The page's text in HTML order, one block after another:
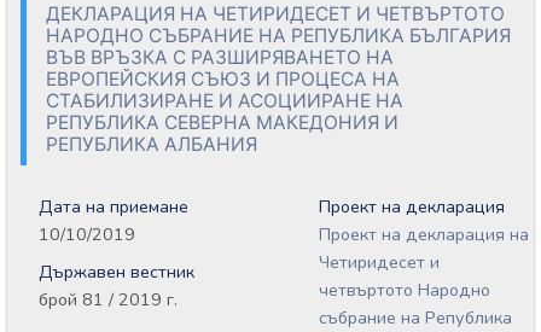
ДЕКЛАРАЦИЯ НА ЧЕТИРИДЕСЕТ И ЧЕТВЪРТОТО
НАРОДНО СЪБРАНИЕ НА РЕПУБЛИКА БЪЛГАРИЯ
ВЪВ ВРЪЗКА С РАЗШИРЯВАНЕТО НА
ЕВРОПЕЙСКИЯ СЪЮЗ И ПРОЦЕСА НА
СТАБИЛИЗИРАНЕ И АСОЦИИРАНЕ НА
РЕПУБЛИКА СЕВЕРНА МАКЕДОНИЯ И
РЕПУБЛИКА АЛБАНИЯ
Дата на приемане
10/10/2019
Държавен вестник
брой 81 / 2019 г.
Проект на декларация
Проект на декларация на
Четиридесет и
четвъртото Народно
събрание на Република